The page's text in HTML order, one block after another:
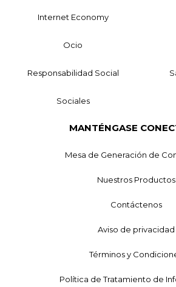
Internet Economy
Ocio
Responsabilidad Social
Sociales
MANTÉNGASE
Mesa de Generación de
Nuestros Productos
Contáctenos
Aviso de privacidad
Términos y
Política de Tratamiento de